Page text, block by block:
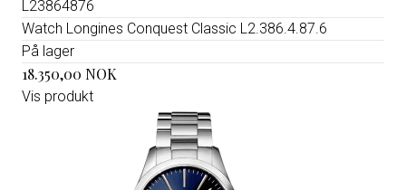
L23864876
Watch Longines Conquest Classic L2.386.4.87.6
På lager
18.350,00 NOK
Vis produkt